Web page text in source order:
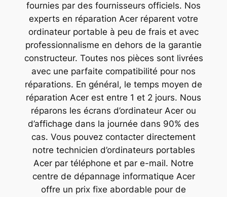
fournies par des fournisseurs officiels. Nos
experts en réparation Acer réparent votre
ordinateur portable à peu de frais et avec
professionnalisme en dehors de la garantie
constructeur. Toutes nos pièces sont livrées
avec une parfaite compatibilité pour nos
réparations. En général, le temps moyen de
réparation Acer est entre 1 et 2 jours. Nous
réparons les écrans d’ordinateur Acer ou
d’affichage dans la journée dans 90% des
cas. Vous pouvez contacter directement
notre technicien d’ordinateurs portables
Acer par téléphone et par e-mail. Notre
centre de dépannage informatique Acer
offre un prix fixe abordable pour de